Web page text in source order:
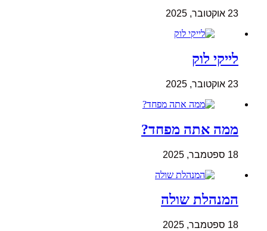
23 אוקטובר, 2025
לייקי לוק
23 אוקטובר, 2025
ממה אתה מפחד?
18 ספטמבר, 2025
המנהלת שולה
18 ספטמבר, 2025